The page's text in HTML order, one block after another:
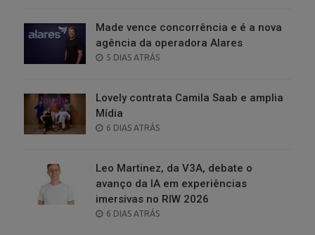
Made vence concorrência e é a nova
agência da operadora Alares
POSTED
5 DIAS ATRÁS
Lovely contrata Camila Saab e amplia
Mídia
POSTED
6 DIAS ATRÁS
Leo Martinez, da V3A, debate o
avanço da IA em experiências
imersivas no RIW 2026
POSTED
6 DIAS ATRÁS